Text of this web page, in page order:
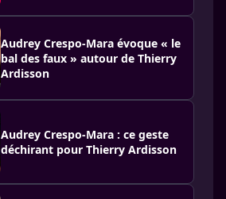
Audrey Crespo-Mara évoque « le
bal des faux » autour de Thierry
Ardisson
Audrey Crespo-Mara : ce geste
déchirant pour Thierry Ardisson